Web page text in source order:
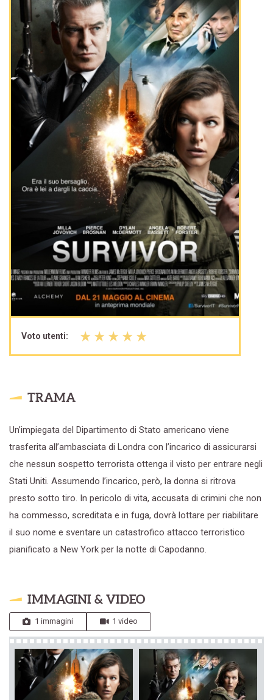
Voto utenti:
TRAMA
Un’impiegata del Dipartimento di Stato americano viene
trasferita all’ambasciata di Londra con l’incarico di assicurarsi
che nessun sospetto terrorista ottenga il visto per entrare negli
Stati Uniti. Assumendo l’incarico, però, la donna si ritrova
presto sotto tiro. In pericolo di vita, accusata di crimini che non
ha commesso, screditata e in fuga, dovrà lottare per riabilitare
il suo nome e sventare un catastrofico attacco terroristico
pianificato a New York per la notte di Capodanno.
IMMAGINI & VIDEO
1 immagini 1 video